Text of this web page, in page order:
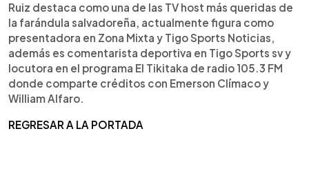
Ruiz destaca como una de las TV host más queridas de
la farándula salvadoreña, actualmente figura como
presentadora en Zona Mixta y Tigo Sports Noticias,
además es comentarista deportiva en Tigo Sports sv y
locutora en el programa El Tikitaka de radio 105.3 FM
donde comparte créditos con Emerson Clímaco y
William Alfaro.
REGRESAR A LA PORTADA